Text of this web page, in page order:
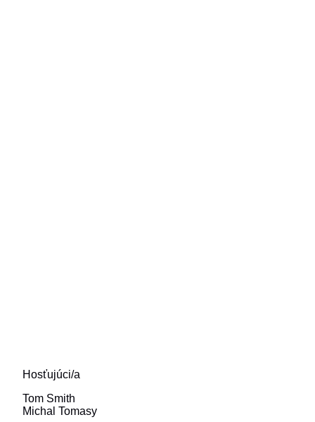
Hosťujúci/a
Tom Smith
Michal Tomasy